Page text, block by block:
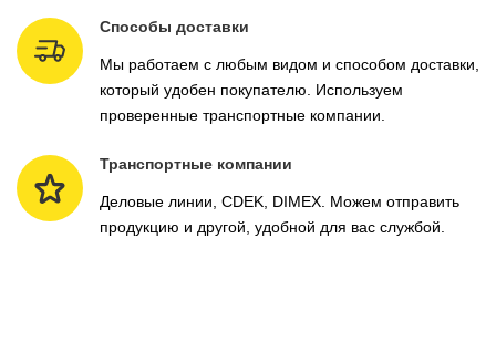
Способы доставки
Мы работаем с любым видом и способом доставки,
который удобен покупателю. Используем
проверенные транспортные компании.
Транспортные компании
Деловые линии, CDEK, DIMEX. Можем отправить
продукцию и другой, удобной для вас службой.